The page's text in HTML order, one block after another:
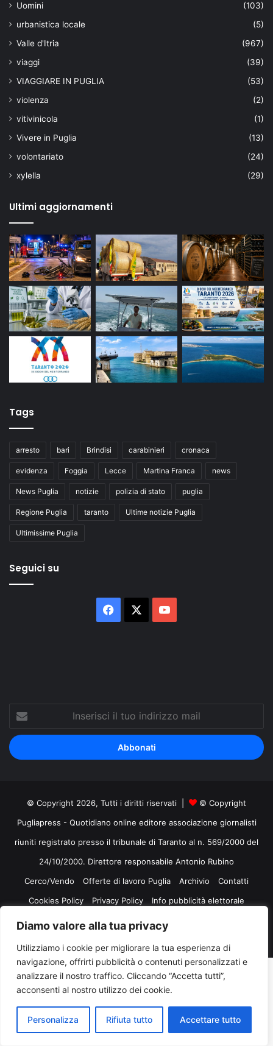
Diamo valore alla tua privacy
Utilizziamo i cookie per migliorare la tua esperienza di
navigazione, offrirti pubblicità o contenuti personalizzati e
analizzare il nostro traffico. Cliccando “Accetta tutti”,
acconsenti al nostro utilizzo dei cookie.
Personalizza Rifiuta tutto Accettare tutto
Uomini
(103)
urbanistica locale
(5)
Valle d'Itria
(967)
viaggi
(39)
VIAGGIARE IN PUGLIA
(53)
violenza
(2)
vitivinicola
(1)
Vivere in Puglia
(13)
volontariato
(24)
xylella
(29)
Ultimi aggiornamenti
Tags
arresto bari Brindisi carabinieri cronaca
evidenza Foggia Lecce Martina Franca news
News Puglia notizie polizia di stato puglia
Regione Puglia taranto Ultime notizie Puglia
Ultimissime Puglia
Seguici su
Facebook
tuo
indirizzo
mail
© Copyright 2026, Tutti i diritti riservati |
© Copyright
Pugliapress - Quotidiano online editore associazione giornalisti
riuniti registrato presso il tribunale di Taranto al n. 569/2000 del
24/10/2000. Direttore responsabile Antonio Rubino
Cerco/Vendo
Offerte di lavoro Puglia Archivio
Contatti
Cookies Policy
Privacy Policy Info pubblicità elettorale
Facebook
X
Tube